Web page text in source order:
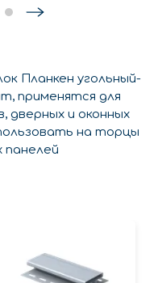
Планкен угольный-
применятся для
дверных и оконных
на торцы
панелей